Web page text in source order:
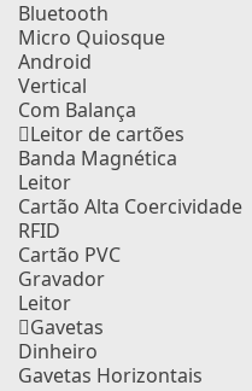
Bluetooth
Micro Quiosque
Android
Vertical
Com Balança
Leitor de cartões
Banda Magnética
Leitor
Cartão Alta Coercividade
RFID
Cartão PVC
Gravador
Leitor
Gavetas
Dinheiro
Gavetas Horizontais